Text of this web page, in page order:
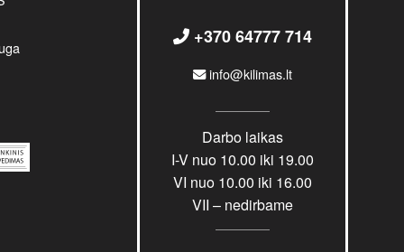
+370 64777 714
info@kilimas.lt
Darbo laikas
I-V nuo 10.00 iki 19.00
VI nuo 10.00 iki 16.00
VII – nedirbame